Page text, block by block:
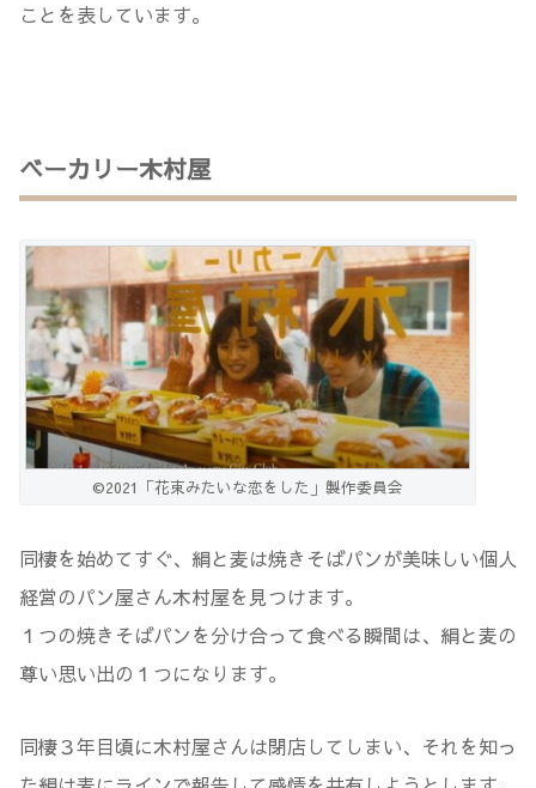
ことを表しています。
ベーカリー木村屋
©2021「花束みたいな恋をした」製作委員会
同棲を始めてすぐ、絹と麦は焼きそばパンが美味しい個人
経営のパン屋さん木村屋を見つけます。
１つの焼きそばパンを分け合って食べる瞬間は、絹と麦の
尊い思い出の１つになります。
同棲３年目頃に木村屋さんは閉店してしまい、それを知っ